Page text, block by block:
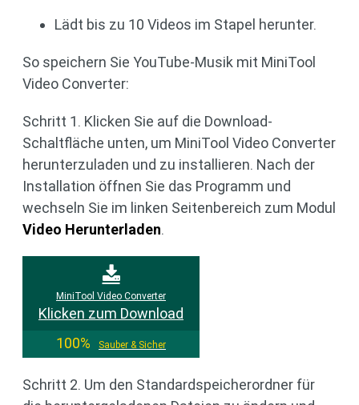
Lädt bis zu 10 Videos im Stapel herunter.
So speichern Sie YouTube-Musik mit MiniTool
Video Converter:
Schritt 1. Klicken Sie auf die Download-
Schaltfläche unten, um MiniTool Video Converter
herunterzuladen und zu installieren. Nach der
Installation öffnen Sie das Programm und
wechseln Sie im linken Seitenbereich zum Modul
Video Herunterladen.
MiniTool Video Converter
Klicken zum Download
100%
Sauber & Sicher
Schritt 2. Um den Standardspeicherordner für